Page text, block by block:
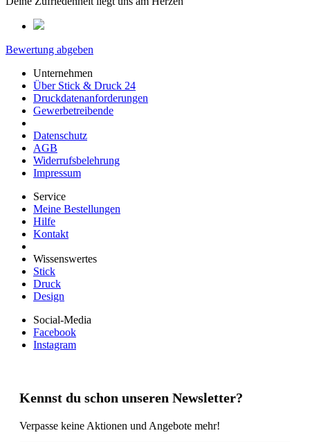
Bewertung abgeben
Unternehmen
Über Stick & Druck 24
Druckdatenanforderungen
Gewerbetreibende
Datenschutz
AGB
Widerrufsbelehrung
Impressum
Service
Meine Bestellungen
Hilfe
Kontakt
Wissenswertes
Stick
Druck
Design
Social-Media
Facebook
Instagram
Kennst du schon unseren Newsletter?
Verpasse keine Aktionen und Angebote mehr!